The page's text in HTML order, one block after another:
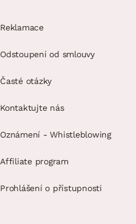
Reklamace
Odstoupení od smlouvy
Časté otázky
Kontaktujte nás
Oznámení - Whistleblowing
Affiliate program
Prohlášení o přístupnosti